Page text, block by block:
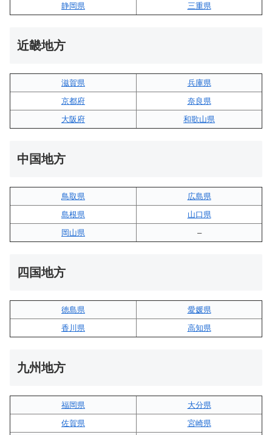
静岡県
三重県
近畿地方
滋賀県
兵庫県
京都府
奈良県
大阪府
和歌山県
中国地方
鳥取県
広島県
島根県
山口県
岡山県
–
四国地方
徳島県
愛媛県
香川県
高知県
九州地方
福岡県
大分県
佐賀県
宮崎県